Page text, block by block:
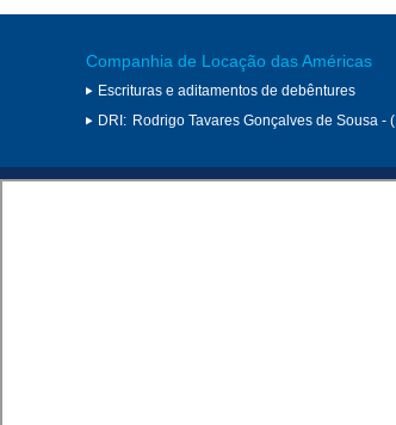
Companhia de Locação das Américas
Escrituras e aditamentos de debêntures
DRI: Rodrigo Tavares Gonçalves de Sousa -